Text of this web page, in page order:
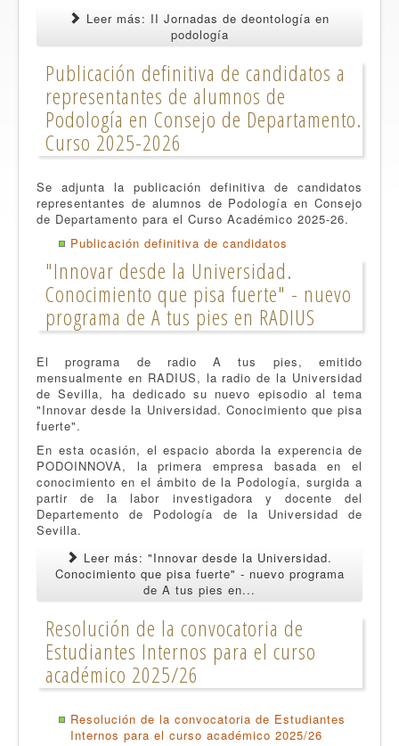
Leer más: II Jornadas de deontología en
podología
Publicación definitiva de candidatos a
representantes de alumnos de
Podología en Consejo de Departamento.
Curso 2025-2026
Se adjunta la publicación definitiva de candidatos
representantes de alumnos de Podología en Consejo
de Departamento para el Curso Académico 2025-26.
Publicación definitiva de candidatos
"Innovar desde la Universidad.
Conocimiento que pisa fuerte" - nuevo
programa de A tus pies en RADIUS
El programa de radio A tus pies, emitido
mensualmente en RADIUS, la radio de la Universidad
de Sevilla, ha dedicado su nuevo episodio al tema
"Innovar desde la Universidad. Conocimiento que pisa
fuerte".
En esta ocasión, el espacio aborda la experencia de
PODOINNOVA, la primera empresa basada en el
conocimiento en el ámbito de la Podología, surgida a
partir de la labor investigadora y docente del
Departemento de Podología de la Universidad de
Sevilla.
Leer más: "Innovar desde la Universidad.
Conocimiento que pisa fuerte" - nuevo programa
de A tus pies en...
Resolución de la convocatoria de
Estudiantes Internos para el curso
académico 2025/26
Resolución de la convocatoria de Estudiantes
Internos para el curso académico 2025/26